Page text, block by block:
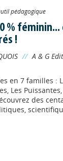
pédagogique
% féminin...
!
// A & G
en 7 familles :
Les
des